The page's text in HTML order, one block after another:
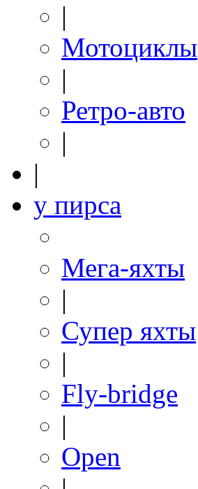
|
Мотоциклы
|
Ретро-авто
|
|
у пирса
Мега-яхты
|
Супер яхты
|
Fly-bridge
|
Open